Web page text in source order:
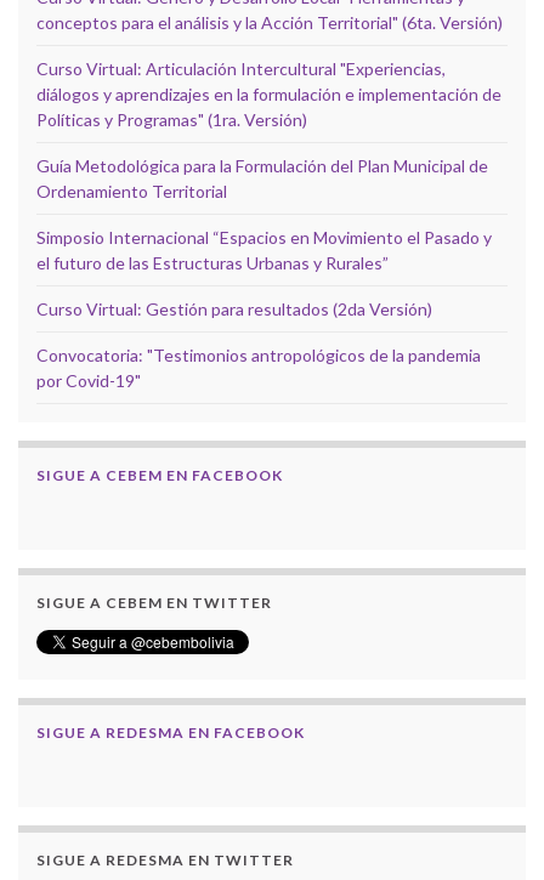
conceptos para el análisis y la Acción Territorial" (6ta. Versión)
Curso Virtual: Articulación Intercultural "Experiencias,
diálogos y aprendizajes en la formulación e implementación de
Políticas y Programas" (1ra. Versión)
Guía Metodológica para la Formulación del Plan Municipal de
Ordenamiento Territorial
Simposio Internacional “Espacios en Movimiento el Pasado y
el futuro de las Estructuras Urbanas y Rurales”
Curso Virtual: Gestión para resultados (2da Versión)
Convocatoria: "Testimonios antropológicos de la pandemia
por Covid-19"
SIGUE A CEBEM EN FACEBOOK
SIGUE A CEBEM EN TWITTER
SIGUE A REDESMA EN FACEBOOK
SIGUE A REDESMA EN TWITTER